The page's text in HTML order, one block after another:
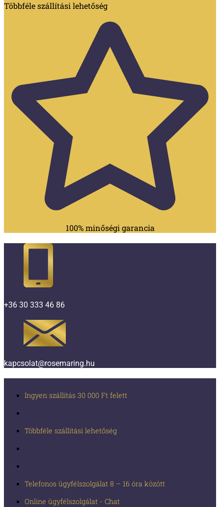
Többféle szállítási lehetőség
100% minőségi garancia
+36 30 333 46 86
kapcsolat@rosemaring.hu
Ingyen szállítás 30 000 Ft felett
Többféle szállítási lehetőség
Telefonos ügyfélszolgálat 8 – 16 óra között
Online ügyfélszolgálat - Chat